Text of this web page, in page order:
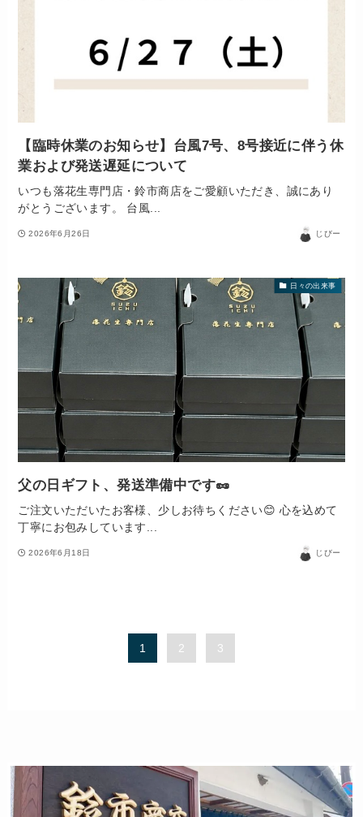
【臨時休業のお知らせ】台風7号、8号接近に伴う休
業および発送遅延について
いつも落花生専門店・鈴市商店をご愛顧いただき、誠にあり
がとうございます。 台風...
2026年6月26日 じびー
日々の出来事
父の日ギフト、発送準備中です🥜
ご注文いただいたお客様、少しお待ちください😊 心を込めて
丁寧にお包みしています...
2026年6月18日 じびー
1 2 3